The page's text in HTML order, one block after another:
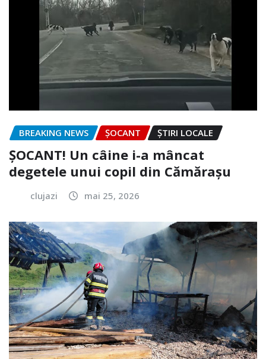
BREAKING NEWS ȘOCANT ȘTIRI LOCALE
ȘOCANT! Un câine i-a mâncat
degetele unui copil din Cămărașu
clujazi mai 25, 2026